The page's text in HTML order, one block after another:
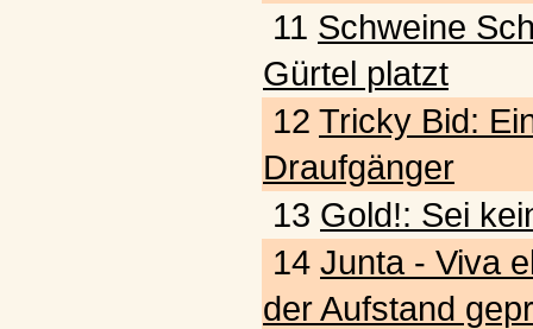
11 Schweine
Gürtel platzt
12 Tricky Bid:
Draufgänger
13 Gold!: Sei
14 Junta - Viva
der Aufstand